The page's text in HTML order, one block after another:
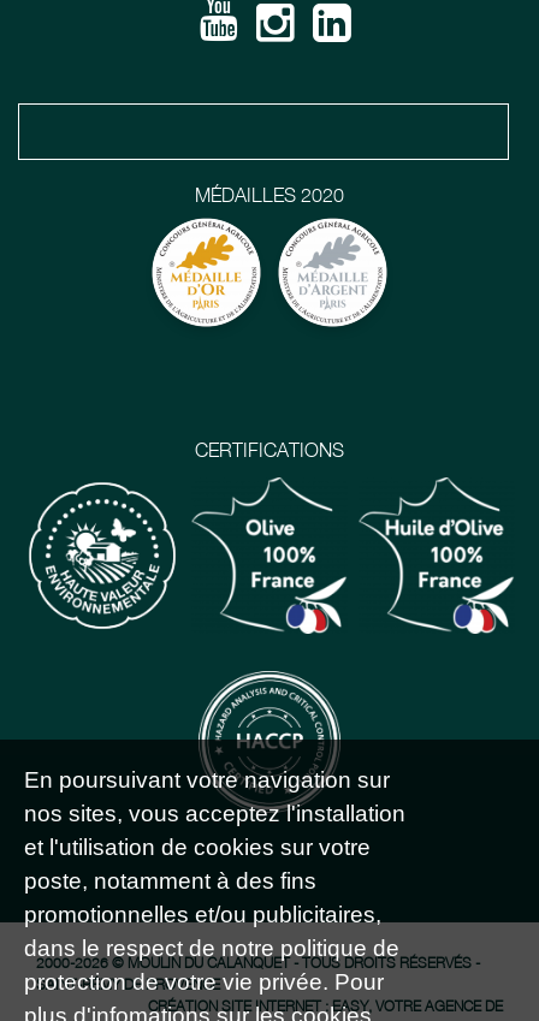
CERTIFICATIONS
MÉDAILLES 2020
2000-2026 © MOULIN DU CALANQUET - TOUS DROITS RÉSERVÉS -
SAINT-RÉMY DE PROVENCE
CRÉATION SITE INTERNET : EASY, VOTRE AGENCE DE
En poursuivant votre navigation sur
nos sites, vous acceptez l'installation
et l'utilisation de cookies sur votre
poste, notamment à des fins
promotionnelles et/ou publicitaires,
dans le respect de notre politique de
protection de votre vie privée. Pour
plus d'infomations sur les cookies